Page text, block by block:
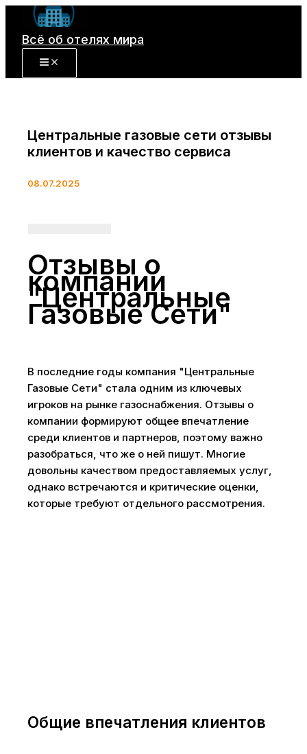
Перейти
содержимому
Всё об отелях мира
Центральные газовые сети отзывы
клиентов и качество сервиса
08.07.2025
Отзывы о
компании
"Центральные
Газовые Сети"
В последние годы компания "Центральные
Газовые Сети" стала одним из ключевых
игроков на рынке газоснабжения. Отзывы о
компании формируют общее впечатление
среди клиентов и партнеров, поэтому важно
разобраться, что же о ней пишут. Многие
довольны качеством предоставляемых услуг,
однако встречаются и критические оценки,
которые требуют отдельного рассмотрения.
Общие впечатления клиентов